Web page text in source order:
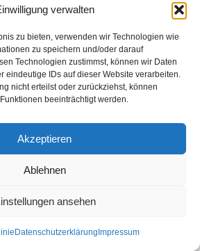
verwalten
zu bieten, verwenden wir Technologien wie
zu speichern und/oder darauf
Technologien zustimmst, können wir Daten
eindeutige IDs auf dieser Website verarbeiten.
nicht erteilst oder zurückziehst, können
beeinträchtigt werden.
Akzeptieren
Ablehnen
ansehen
Datenschutzerklärung Impressum
Impressum
Gazetesi 1986 – 2026